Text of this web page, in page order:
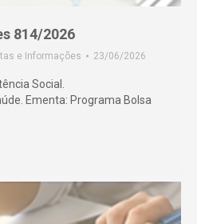
814/2026
e Informações 23/06/2026
Social.
Ementa: Programa Bolsa